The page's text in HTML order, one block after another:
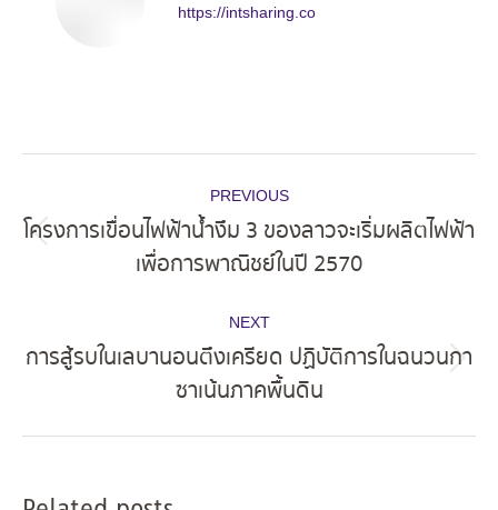
https://intsharing.co
navigation
PREVIOUS
Previous
post:
โครงการเขื่อนไฟฟ้าน้ำงึม 3 ของลาวจะเริ่มผลิตไฟฟ้า
เพื่อการพาณิชย์ในปี 2570
NEXT
Next
post:
การสู้รบในเลบานอนตึงเครียด ปฏิบัติการในฉนวนกา
ซาเน้นภาคพื้นดิน